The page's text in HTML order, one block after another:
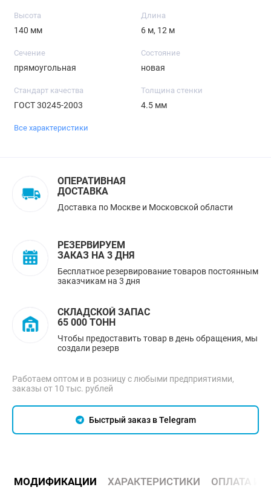
Высота
140 мм
Длина
6 м, 12 м
Сечение
прямоугольная
Состояние
новая
Стандарт качества
ГОСТ 30245-2003
Толщина стенки
4.5 мм
Все характеристики
ОПЕРАТИВНАЯ
ДОСТАВКА
Доставка по Москве и Московской области
РЕЗЕРВИРУЕМ
ЗАКАЗ НА 3 ДНЯ
Бесплатное резервирование товаров постоянным
заказчикам на 3 дня
СКЛАДСКОЙ ЗАПАС
65 000 ТОНН
Чтобы предоставить товар в день обращения, мы
создали резерв
Работаем оптом и в розницу с любыми предприятиями,
заказы от 10 тыс. рублей
Быстрый заказ в Telegram
МОДИФИКАЦИИ ХАРАКТЕРИСТИКИ ОПЛАТА И